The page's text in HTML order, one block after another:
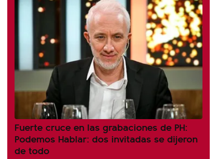
Fuerte cruce en las grabaciones de PH:
Podemos Hablar: dos invitadas se dijeron
de todo